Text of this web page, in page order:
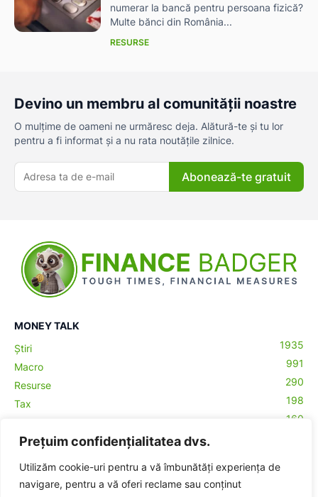
Prețuim confidențialitatea dvs.
Utilizăm cookie-uri pentru a vă îmbunătăți experiența de
navigare, pentru a vă oferi reclame sau conținut
numerar la bancă pentru persoana fizică?
Multe bănci din România...
RESURSE
Devino un membru al comunității noastre
O mulțime de oameni ne urmăresc deja. Alătură-te și tu lor
pentru a fi informat și a nu rata noutățile zilnice.
Abonează-te gratuit
MONEY TALK
Știri
1935
Macro
991
Resurse
290
Tax
198
160
Contabilitate
Crypto